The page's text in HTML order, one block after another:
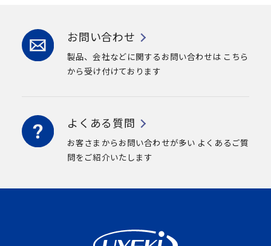
お問い合わせ
製品、会社などに関するお問い合わせは こちら
から受け付けております
よくある質問
お客さまからお問い合わせが多い よくあるご質
問をご紹介いたします